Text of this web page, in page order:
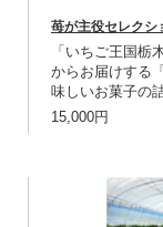
苺が主役セレクシ
「いちご王国栃
からお届けする
味しいお菓子の
15,000円